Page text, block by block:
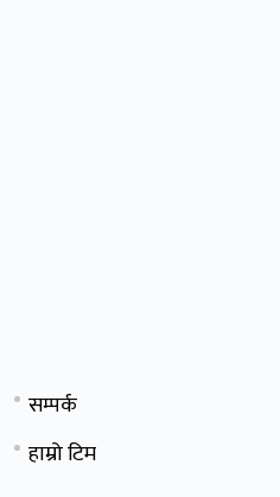
सम्पर्क
हाम्रो टिम